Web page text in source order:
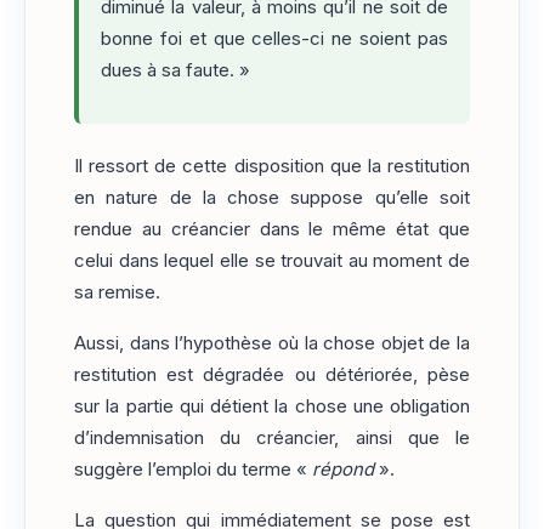
diminué la valeur, à moins qu’il ne soit de
bonne foi et que celles-ci ne soient pas
dues à sa faute. »
Il ressort de cette disposition que la restitution
en nature de la chose suppose qu’elle soit
rendue au créancier dans le même état que
celui dans lequel elle se trouvait au moment de
sa remise.
Aussi, dans l’hypothèse où la chose objet de la
restitution est dégradée ou détériorée, pèse
sur la partie qui détient la chose une obligation
d’indemnisation du créancier, ainsi que le
suggère l’emploi du terme « répond».
La question qui immédiatement se pose est